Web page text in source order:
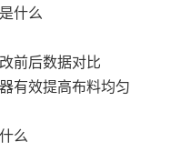
什么
前后数据对比
有效提高布料均匀
么